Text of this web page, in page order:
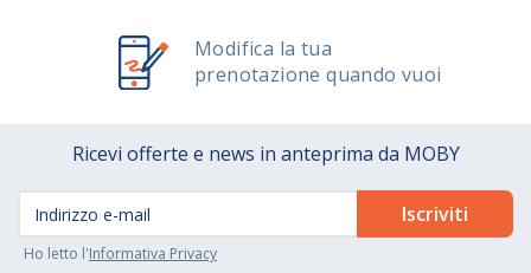
Modifica la tua
prenotazione quando vuoi
Ricevi offerte e news in anteprima da MOBY
Ho letto l'Informativa Privacy